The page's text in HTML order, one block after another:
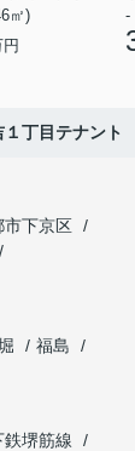
㎡)
-
１丁目テナント
市下京区
福島
鉄堺筋線